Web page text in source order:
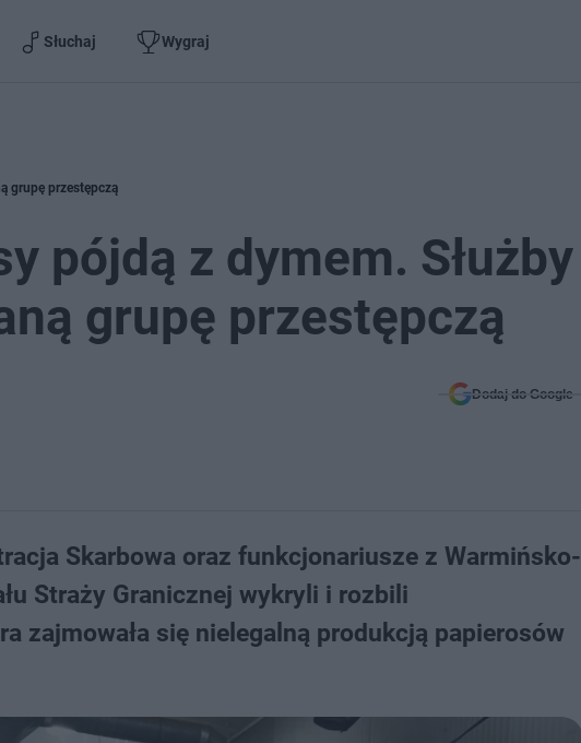
Słuchaj Wygraj
grupę przestępczą
pójdą z dymem. Służby
grupę przestępczą
Dodaj do Google
Skarbowa oraz funkcjonariusze z Warmińsko-
Straży Granicznej wykryli i rozbili
zajmowała się nielegalną produkcją papierosów